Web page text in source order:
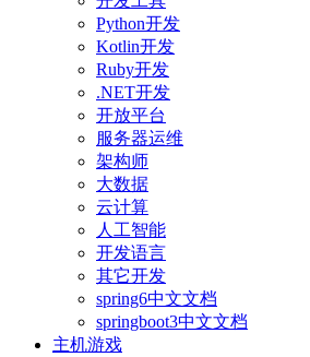
Python开发
Kotlin开发
Ruby开发
.NET开发
开放平台
服务器运维
架构师
大数据
云计算
人工智能
开发语言
其它开发
spring6中文文档
springboot3中文文档
主机游戏